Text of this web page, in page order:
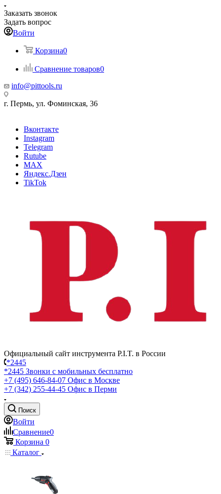
Заказать звонок
Задать вопрос
Войти
Корзина0
Сравнение товаров0
info@pittools.ru
г. Пермь, ул. Фоминская, 36
Вконтакте
Instagram
Telegram
Rutube
MAX
Яндекс.Дзен
TikTok
Официальный сайт инструмента P.I.T. в России
*2445
*2445 Звонки с мобильных бесплатно
+7 (495) 646-84-07 Офис в Москве
+7 (342) 255-44-45 Офис в Перми
Поиск
Войти
Сравнение0
Корзина 0
Каталог